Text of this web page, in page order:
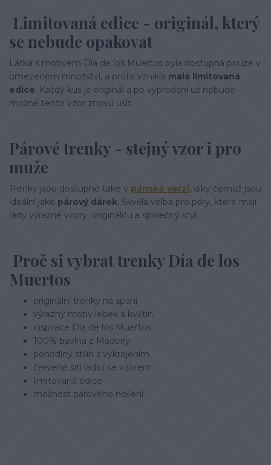
Limitovaná edice - originál, který
se nebude opakovat
Látka s motivem Día de los Muertos byla dostupná pouze v
omezeném množství, a proto vznikla malá limitovaná
edice. Každý kus je originál a po vyprodání už nebude
možné tento vzor znovu ušít.
Párové trenky - stejný vzor i pro
muže
Trenky jsou dostupné také v pánské verzi, díky čemuž jsou
ideální jako párový dárek. Skvělá volba pro páry, které mají
rády výrazné vzory, originalitu a společný styl.
Proč si vybrat trenky Día de los
Muertos
originální trenky na spaní
výrazný motiv lebek a květin
inspirace Día de los Muertos
100% bavlna z Madeiry
pohodlný střih s vykrojením
červené šití ladící se vzorem
limitovaná edice
možnost párového nošení